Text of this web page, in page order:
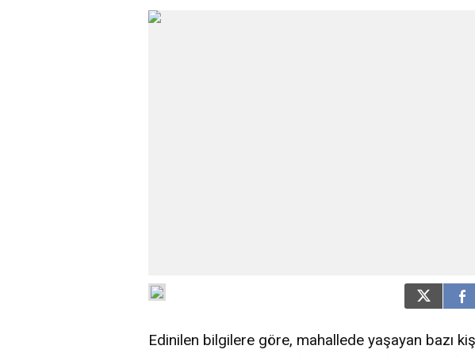
Edinilen bilgilere göre, mahallede yaşayan bazı